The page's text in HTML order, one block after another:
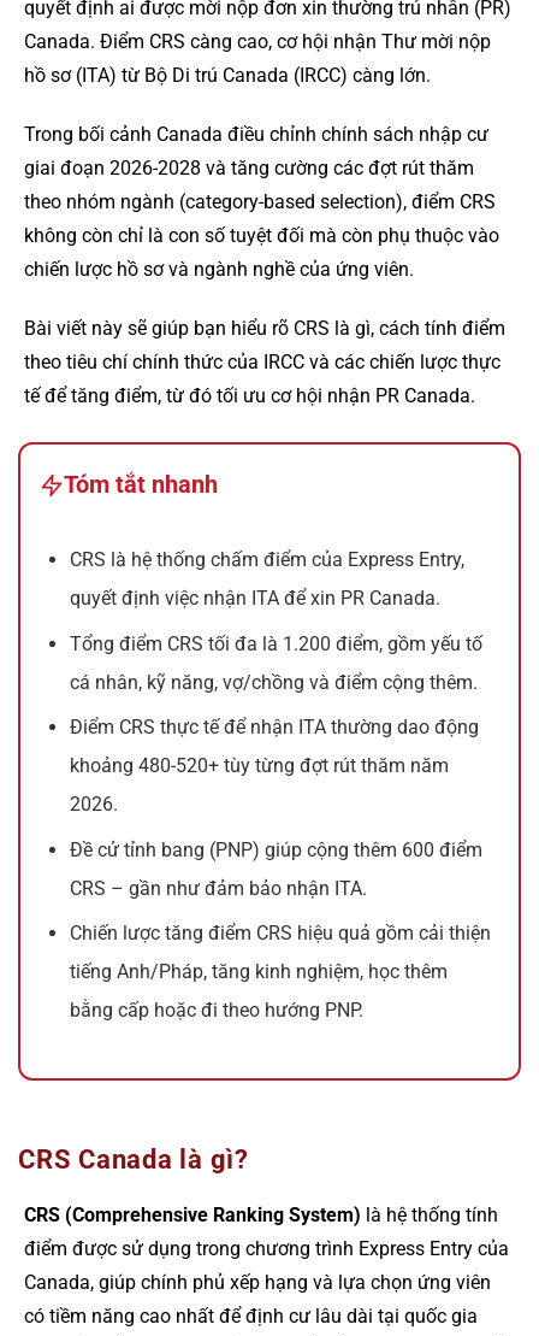
quyết định ai được mời nộp đơn xin thường trú nhân (PR)
Canada. Điểm CRS càng cao, cơ hội nhận Thư mời nộp
hồ sơ (ITA) từ Bộ Di trú Canada (IRCC) càng lớn.
Trong bối cảnh Canada điều chỉnh chính sách nhập cư
giai đoạn 2026-2028 và tăng cường các đợt rút thăm
theo nhóm ngành (category-based selection), điểm CRS
không còn chỉ là con số tuyệt đối mà còn phụ thuộc vào
chiến lược hồ sơ và ngành nghề của ứng viên.
Bài viết này sẽ giúp bạn hiểu rõ CRS là gì, cách tính điểm
theo tiêu chí chính thức của IRCC và các chiến lược thực
tế để tăng điểm, từ đó tối ưu cơ hội nhận PR Canada.
Tóm tắt nhanh
CRS là hệ thống chấm điểm của Express Entry,
quyết định việc nhận ITA để xin PR Canada.
Tổng điểm CRS tối đa là 1.200 điểm, gồm yếu tố
cá nhân, kỹ năng, vợ/chồng và điểm cộng thêm.
Điểm CRS thực tế để nhận ITA thường dao động
khoảng 480-520+ tùy từng đợt rút thăm năm
2026.
Đề cử tỉnh bang (PNP) giúp cộng thêm 600 điểm
CRS – gần như đảm bảo nhận ITA.
Chiến lược tăng điểm CRS hiệu quả gồm cải thiện
tiếng Anh/Pháp, tăng kinh nghiệm, học thêm
bằng cấp hoặc đi theo hướng PNP.
CRS Canada là gì?
CRS (Comprehensive Ranking System) là hệ thống tính
điểm được sử dụng trong chương trình Express Entry của
Canada, giúp chính phủ xếp hạng và lựa chọn ứng viên
có tiềm năng cao nhất để định cư lâu dài tại quốc gia